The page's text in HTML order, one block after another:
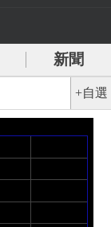
新聞
+自選